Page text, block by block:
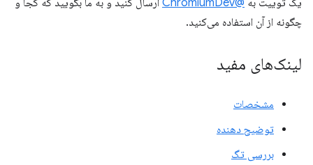
یک توییت به @ChromiumDev
ارسال کنید و به ما بگویید که کجا و
چگونه از آن استفاده می‌کنید.
لینک‌های مفید
مشخصات
توضیح دهنده
بررسی تگ